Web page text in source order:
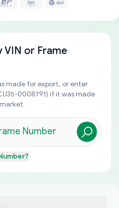
VIN or Frame
made for export, or enter
0008791) if it was made
?